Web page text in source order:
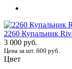
2260 Купальник
3 000 руб.
Цена за шт. 600 руб.
Цвет